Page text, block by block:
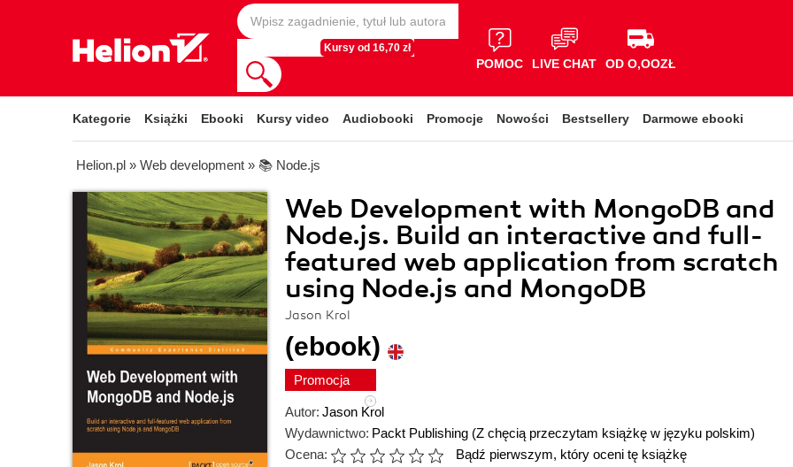
Kursy od 16,70 zł
POMOC LIVE CHAT OD O,OOZŁ
Kategorie Książki Ebooki Kursy video Audiobooki Promocje Nowości Bestsellery Darmowe ebooki
Helion.pl » Web development » 📚 Node.js
Web Development with MongoDB and
Node.js. Build an interactive and full-
featured web application from scratch
using Node.js and MongoDB
Jason Krol
(ebook)
Promocja
Autor: Jason Krol
Wydawnictwo: Packt Publishing (Z chęcią przeczytam książkę w języku polskim)
Ocena:
Bądź pierwszym, który oceni tę książkę